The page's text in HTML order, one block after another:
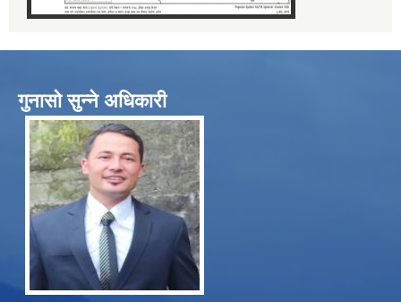
गुनासो सुन्ने अधिकारी